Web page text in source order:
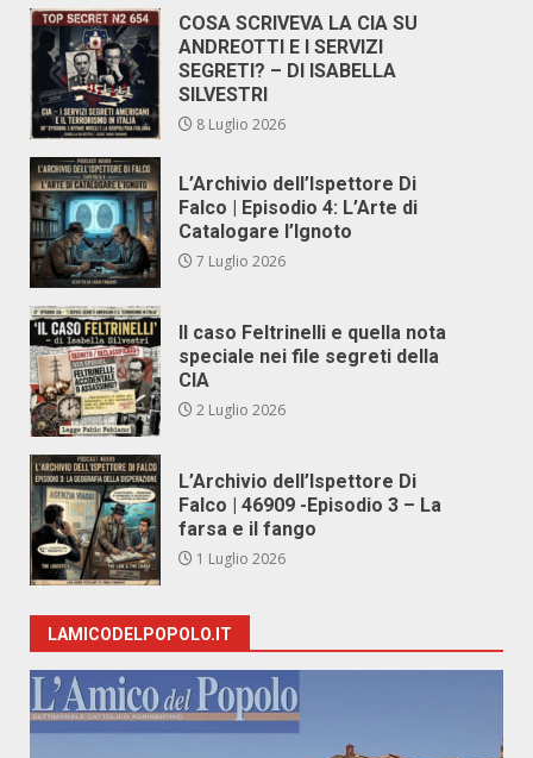
COSA SCRIVEVA LA CIA SU
ANDREOTTI E I SERVIZI
SEGRETI? – DI ISABELLA
SILVESTRI
8 Luglio 2026
L’Archivio dell’Ispettore Di
Falco | Episodio 4: L’Arte di
Catalogare l’Ignoto
7 Luglio 2026
Il caso Feltrinelli e quella nota
speciale nei file segreti della
CIA
2 Luglio 2026
L’Archivio dell’Ispettore Di
Falco | 46909 -Episodio 3 – La
farsa e il fango
1 Luglio 2026
LAMICODELPOPOLO.IT